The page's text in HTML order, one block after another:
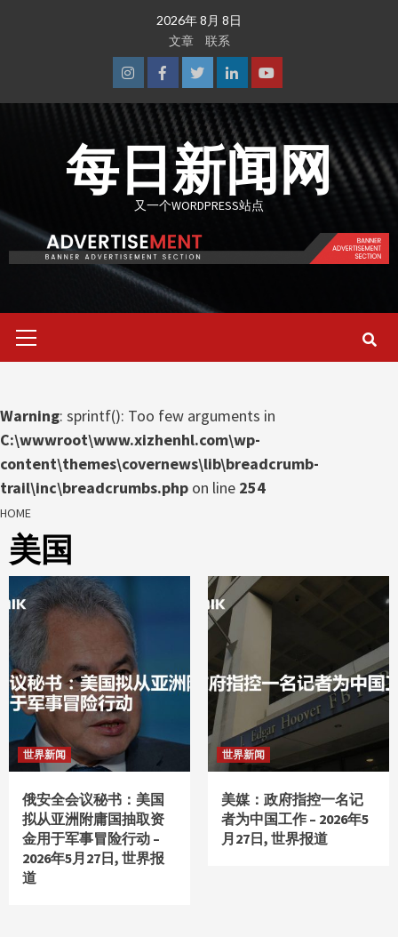
2026年 8月 8日
文章
联系
InstagramFacebook
TwitterLinkedinYoutube
每日新闻网
又一个WORDPRESS站点
Menu
Warning: sprintf(): Too few arguments in
C:\wwwroot\www.xizhenhl.com\wp-
content\themes\covernews\lib\breadcrumb-
trail\inc\breadcrumbs.php on line 254
HOME
美国
世界新闻
俄安全会议秘书：美国
拟从亚洲附庸国抽取资
金用于军事冒险行动 –
2026年5月27日, 世界报
道
世界新闻
美媒：政府指控一名记
者为中国工作 – 2026年5
月27日, 世界报道